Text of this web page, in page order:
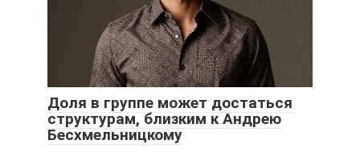
Доля в группе может достаться
структурам, близким к Андрею
Бесхмельницкому